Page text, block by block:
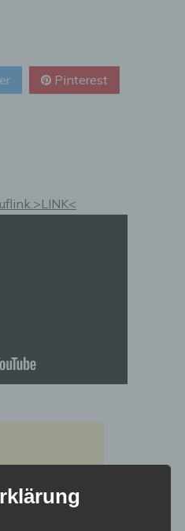
Pinterest